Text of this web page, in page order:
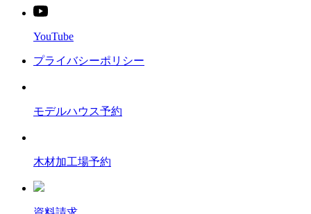
YouTube
プライバシーポリシー
モデルハウス予約
木材加工場予約